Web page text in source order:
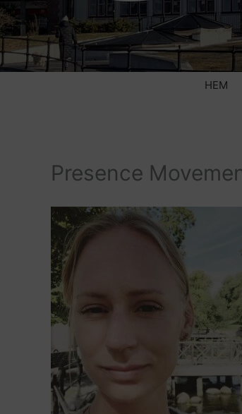
HEM
Presence